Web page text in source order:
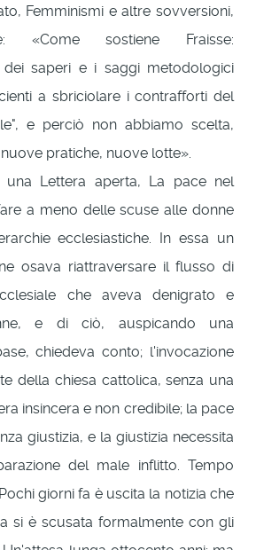
Femminismi e altre sovversioni,
«Come sostiene Fraisse:
dei saperi e i saggi metodologici
a sbriciolare i contrafforti del
e perciò non abbiamo scelta,
pratiche, nuove lotte».
Lettera aperta, La pace nel
a meno delle scuse alle donne
ecclesiastiche. In essa un
osava riattraversare il flusso di
che aveva denigrato e
e di ciò, auspicando una
chiedeva conto; l'invocazione
della chiesa cattolica, senza una
insincera e non credibile; la pace
giustizia, e la giustizia necessita
del male inflitto. Tempo
giorni fa è uscita la notizia che
si è scusata formalmente con gli